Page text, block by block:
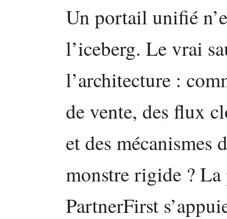
Un portail unifié
l’iceberg. Le vrai
l’architecture :
de vente, des flux
et des mécanismes
monstre rigide ?
PartnerFirst